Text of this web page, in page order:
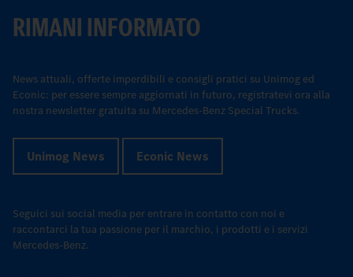
RIMANI INFORMATO
News attuali, offerte imperdibili e consigli pratici su Unimog ed
Econic: per essere sempre aggiornati in futuro, registratevi ora alla
nostra newsletter gratuita su Mercedes-Benz Special Trucks.
Unimog News Econic News
Seguici sui social media per entrare in contatto con noi e
raccontarci la tua passione per il marchio, i prodotti e i servizi
Mercedes-Benz.